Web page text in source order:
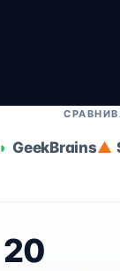
GeekBrains
20